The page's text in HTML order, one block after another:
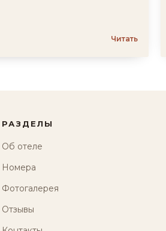
Читать
РАЗДЕЛЫ
Об отеле
Номера
Фотогалерея
Отзывы